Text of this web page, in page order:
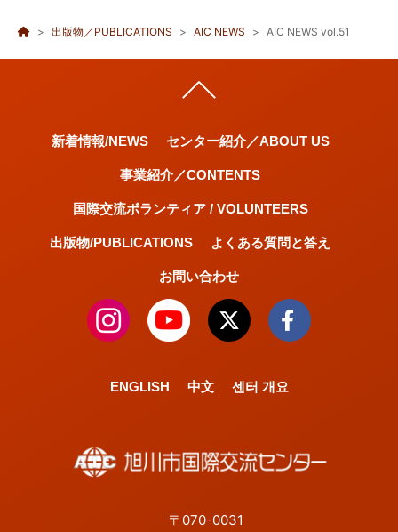
出版物／PUBLICATIONS AIC NEWS AIC NEWS vol.51
新着情報/NEWS センター紹介／ABOUT US
事業紹介／CONTENTS
国際交流ボランティア / VOLUNTEERS
出版物/PUBLICATIONS よくある質問と答え
お問い合わせ
ENGLISH 中文 센터 개요
〒070-0031